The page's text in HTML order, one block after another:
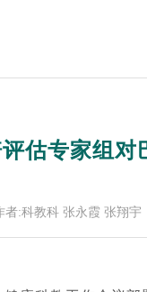
估专家组
者:科教科 张永霞 张翔宇